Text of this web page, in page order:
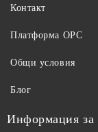
Контакт
Платформа ОРС
Общи условия
Блог
Информация за